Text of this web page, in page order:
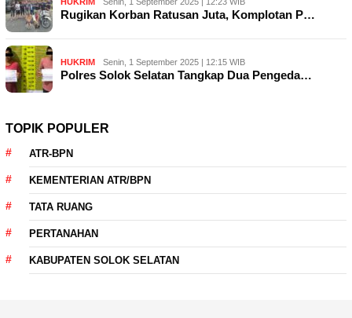
Rugikan Korban Ratusan Juta, Komplotan P…
HUKRIM Senin, 1 September 2025 | 12:15 WIB
Polres Solok Selatan Tangkap Dua Pengeda…
TOPIK POPULER
ATR-BPN
KEMENTERIAN ATR/BPN
TATA RUANG
PERTANAHAN
KABUPATEN SOLOK SELATAN